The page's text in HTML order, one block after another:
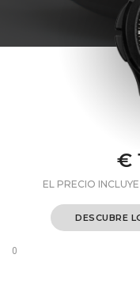
€
EL PRECIO
DESCUBRE
0